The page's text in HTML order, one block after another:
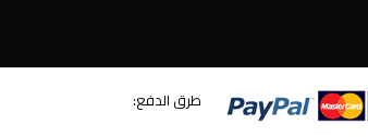
طرق الدفع: